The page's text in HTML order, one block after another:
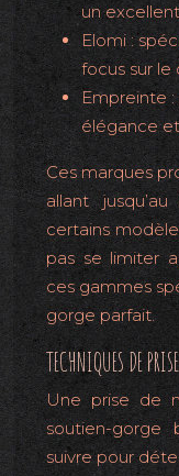
un
Elomi :
focus sur le
Empreinte :
élégance
Ces marques
allant
certains
pas se limiter
ces gammes
gorge parfait.
TECHNIQUES DE
Une prise de
soutien-gorge
suivre pour